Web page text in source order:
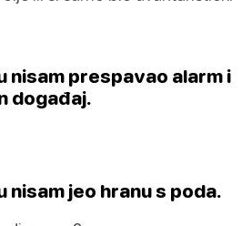
nisam prespavao alarm i
događaj.
nisam jeo hranu s poda.